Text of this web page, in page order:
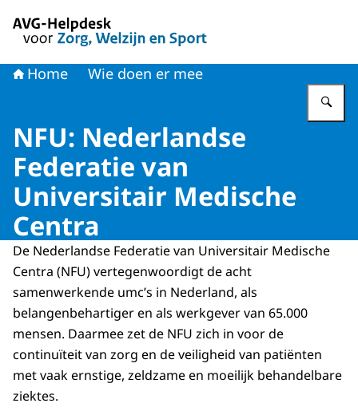
Home Wie doen er mee
NFU: Nederlandse
Federatie van
Universitair Medische
Centra
De Nederlandse Federatie van Universitair Medische
Centra (NFU) vertegenwoordigt de acht
samenwerkende umc’s in Nederland, als
belangenbehartiger en als werkgever van 65.000
mensen. Daarmee zet de NFU zich in voor de
continuïteit van zorg en de veiligheid van patiënten
met vaak ernstige, zeldzame en moeilijk behandelbare
ziektes.